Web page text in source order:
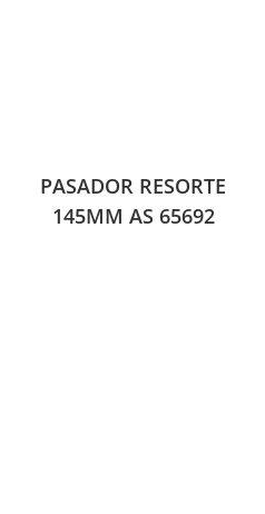
PASADOR RESORTE
145MM AS 65692